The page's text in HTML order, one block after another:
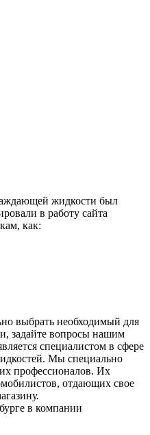
жидкости был
в работу сайта
как:
выбрать необходимый для
задайте вопросы нашим
специалистом в сфере
Мы специально
профессионалов. Их
отдающих свое
в компании